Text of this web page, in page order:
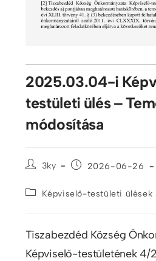
2025.03.04-i
testületi ülés –
módosítása
3ky 2026-06-26
Képviselő-testületi ülések
Tiszabezdéd Község
Képviselő-testületének 4/